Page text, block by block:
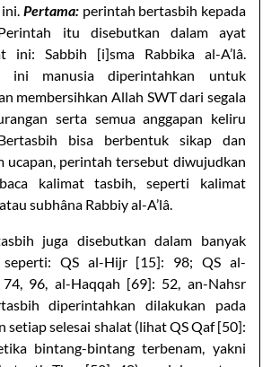
Pertama: perintah bertasbih kepada
itu disebutkan dalam ayat
ini: Sabbih [i]sma Rabbika al-A’lâ.
ini manusia diperintahkan untuk
membersihkan Allah SWT dari segala
serta semua anggapan keliru
bisa berbentuk sikap dan
ucapan, perintah tersebut diwujudkan
kalimat tasbih, seperti kalimat
subhâna Rabbiy al-A’lâ.
juga disebutkan dalam banyak
seperti: QS al-Hijr [15]: 98; QS al-
74, 96, al-Haqqah [69]: 52, an-Nahsr
diperintahkan dilakukan pada
setiap selesai shalat (lihat QS Qaf [50]:
bintang-bintang terbenam, yakni